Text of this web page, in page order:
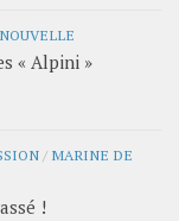
NOUVELLE
« Alpini »
/ MARINE DE
!